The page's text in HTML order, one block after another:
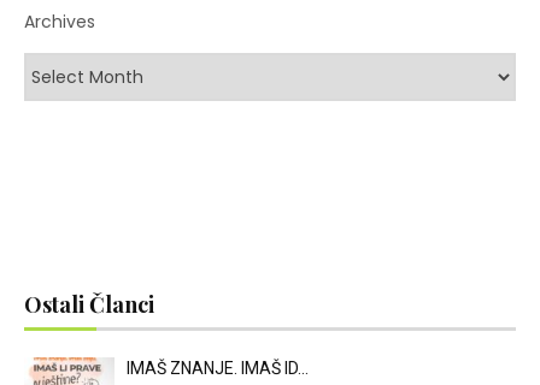
Archives
Ostali Članci
IMAŠ ZNANJE. IMAŠ ID…